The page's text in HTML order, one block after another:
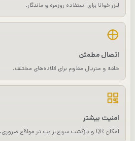
لیزر خوانا برای استفاده روزمره و ماندگار.
اتصال مطمئن
حلقه و متریال مقاوم برای قلاده‌های مختلف.
امنیت بیشتر
امکان QR و بازگشت سریع‌تر پت در مواقع ضروری.